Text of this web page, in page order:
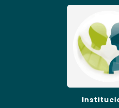
Internação Involuntária que
Clinica de Reabilitação
Clinica de Reabilitação de
Casa de Recuperação para
Clinica de Reabilitação
Clinica de Tratamento para
Clinica de Recuperação
Clínica de Recuperação que